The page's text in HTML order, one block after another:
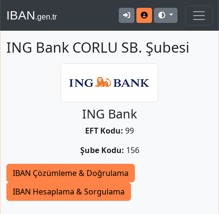
IBAN.gen.tr
ING Bank CORLU SB. Şubesi
ING Bank
EFT Kodu: 99
Şube Kodu: 156
IBAN Çözümleme & Doğrulama
IBAN Hesaplama & Sorgulama